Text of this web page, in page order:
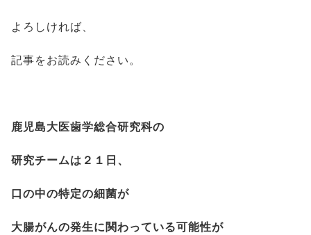
よろしければ、
記事をお読みください。
鹿児島大医歯学総合研究科の
研究チームは２１日、
口の中の特定の細菌が
大腸がんの発生に関わっている可能性が